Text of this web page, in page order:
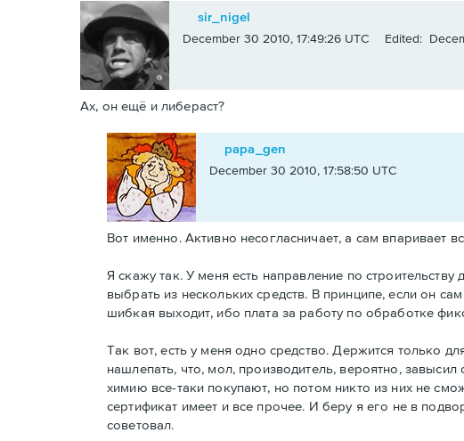
sir_nigel
December 30 2010, 17:49:26 UTC Edited:
Ах, он ещё и либераст?
papa_gen
December 30 2010, 17:58:50 UTC
Вот именно. Активно несогласничает, а сам впаривает
Я скажу так. У меня есть направление по
выбрать из нескольких средств. В принципе, если он
шибкая выходит, ибо плата за работу по обработке
Так вот, есть у меня одно средство. Держится только
нашлепать, что, мол, производитель, вероятно, завысил
химию все-таки покупают, но потом никто из них не
сертификат имеет и все прочее. И беру я его не в
советовал.